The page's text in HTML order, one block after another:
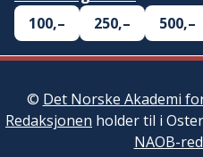
100,–
250,– 500,–
© Det Norske Akademi
Redaksjonen holder til i
NAOB-